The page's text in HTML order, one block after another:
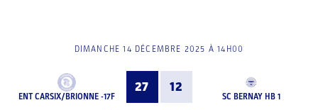
DIMANCHE 14 DÉCEMBRE 2025 À 14H00
ENT CARSIX/BRIONNE -17F
27 12
SC BERNAY HB 1